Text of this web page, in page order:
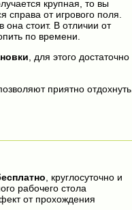
крупная, то вы
справа от игрового поля.
она стоит. В отличии от
по времени.
, для этого достаточно
приятно отдохнуть.
, круглосуточно и
рабочего стола
от прохождения